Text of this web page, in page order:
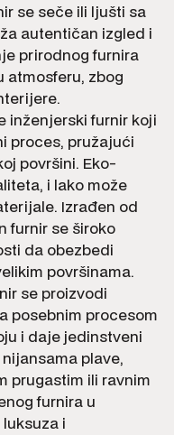
se seče ili ljušti sa
autentičan izgled i
prirodnog furnira
atmosferu, zbog
inženjerski furnir koji
proces, pružajući
površini. Eko-
i lako može
Izrađen od
furnir se široko
da obezbedi
površinama.
se proizvodi
posebnim procesom
i daje jedinstveni
plave,
prugastim ili ravnim
furnira u
i